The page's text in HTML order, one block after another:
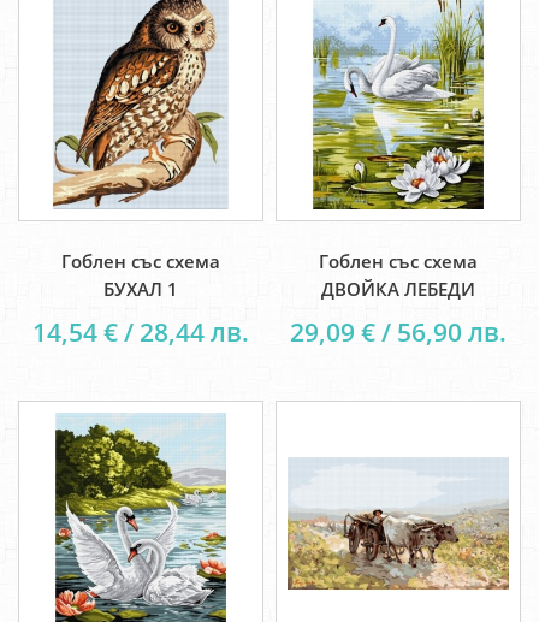
Гоблен със схема
БУХАЛ 1
14,54 € / 28,44 лв.
Гоблен със схема
ДВОЙКА ЛЕБЕДИ
29,09 € / 56,90 лв.